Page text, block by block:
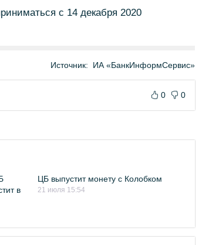
с 14 декабря 2020
Источник: ИА «БанкИнформСервис»
0 0
в
ЦБ выпустит монету с Колобком
21 июля 15:54